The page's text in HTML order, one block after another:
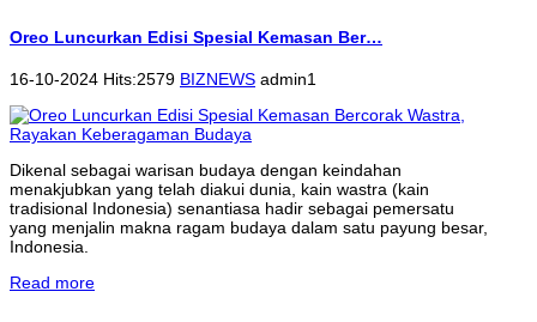
Oreo Luncurkan Edisi Spesial Kemasan Ber…
16-10-2024 Hits:2579 BIZNEWS admin1
Dikenal sebagai warisan budaya dengan keindahan
menakjubkan yang telah diakui dunia, kain wastra (kain
tradisional Indonesia) senantiasa hadir sebagai pemersatu
yang menjalin makna ragam budaya dalam satu payung besar,
Indonesia.
Read more